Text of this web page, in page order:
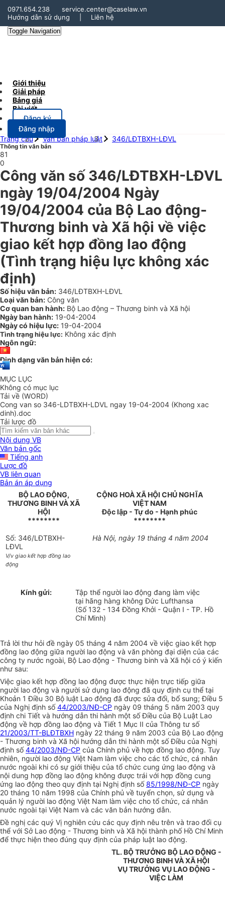
0971.654.238
service.center@caselaw.vn
Hướng dẫn sử dụng
Liên hệ
Toggle Navigation
Giới thiệu
Giải pháp
Bảng giá
Bài viết
Đăng ký
Đăng nhập
Trang chủ
Văn bản pháp luật 346/LĐTBXH-LĐVL
Thông tin văn bản
81
0
Công văn số 346/LĐTBXH-LĐVL
ngày 19/04/2004 Ngày
19/04/2004 của Bộ Lao động-
Thương binh và Xã hội về việc
giao kết hợp đồng lao động
(Tình trạng hiệu lực không xác
định)
Số hiệu văn bản: 346/LĐTBXH-LĐVL
Loại văn bản: Công văn
Cơ quan ban hành: Bộ Lao động – Thương binh và Xã hội
Ngày ban hành: 19-04-2004
Ngày có hiệu lực: 19-04-2004
Tình trạng hiệu lực: Không xác định
Ngôn ngữ:
Định dạng văn bản hiện có:
MỤC LỤC
Không có mục lục
Tải về (WORD)
Cong van so 346-LDTBXH-LDVL ngay 19-04-2004 (Khong xac
dinh).doc
Tải lược đồ
Nội dung VB
Văn bản gốc
Tiếng anh
Lược đồ
VB liên quan
Bản án áp dụng
BỘ LAO ĐỘNG,
THƯƠNG BINH VÀ XÃ
HỘI
********
CỘNG HOÀ XÃ HỘI CHỦ NGHĨA
VIỆT NAM
Độc lập - Tự do - Hạnh phúc
********
Số: 346/LĐTBXH-
LĐVL
V/v giao kết hợp đồng lao
động
Hà Nội, ngày 19 tháng 4 năm 2004
Kính gửi:
Tập thể người lao động đang làm việc
tại hãng hàng không Đức Lufthansa
(Số 132 - 134 Đồng Khởi - Quận I - TP. Hồ
Chí Minh)
Trả lời thư hỏi đề ngày 05 tháng 4 năm 2004 về việc giao kết hợp
đồng lao động giữa người lao động và văn phòng đại diện của các
công ty nước ngoài, Bộ Lao động - Thương binh và Xã hội có ý kiến
như sau:
Việc giao kết hợp đồng lao động được thực hiện trực tiếp giữa
người lao động và người sử dụng lao động đã quy định cụ thể tại
Khoản 1 Điều 30 Bộ luật Lao động đã được sửa đổi, bổ sung; Điều 5
của Nghị định số44/2003/NĐ-CP ngày 09 tháng 5 năm 2003 quy
định chi Tiết và hướng dẫn thi hành một số Điều của Bộ Luật Lao
động về hợp đồng lao động và Tiết 1 Mục II của Thông tư số
21/2003/TT-BLĐTBXH ngày 22 tháng 9 năm 2003 của Bộ Lao động
- Thương binh và Xã hội hướng dẫn thi hành một số Điều của Nghị
định số44/2003/NĐ-CP của Chính phủ về hợp đồng lao động. Tuy
nhiên, người lao động Việt Nam làm việc cho các tổ chức, cá nhân
nước ngoài khi có sự giới thiệu của tổ chức cung ứng lao động và
nội dung hợp đồng lao động không được trái với hợp đồng cung
ứng lao động theo quy định tại Nghị định số85/1998/NĐ-CP ngày
20 tháng 10 năm 1998 của Chính phủ về tuyển chọn, sử dụng và
quản lý người lao động Việt Nam làm việc cho tổ chức, cá nhân
nước ngoài tại Việt Nam và các văn bản hướng dẫn.
Đề nghị các quý Vị nghiên cứu các quy định nêu trên và trao đổi cụ
thể với Sở Lao động - Thương binh và Xã hội thành phố Hồ Chí Minh
để thực hiện theo đúng quy định của pháp luật lao động.
TL. BỘ TRƯỞNG BỘ LAO ĐỘNG -
THƯƠNG BINH VÀ XÃ HỘI
VỤ TRƯỞNG VỤ LAO ĐỘNG -
VIỆC LÀM